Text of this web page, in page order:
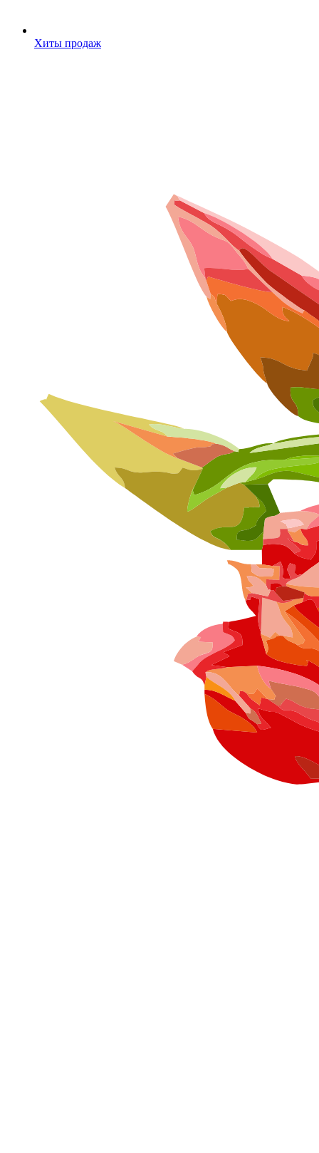
Хиты продаж